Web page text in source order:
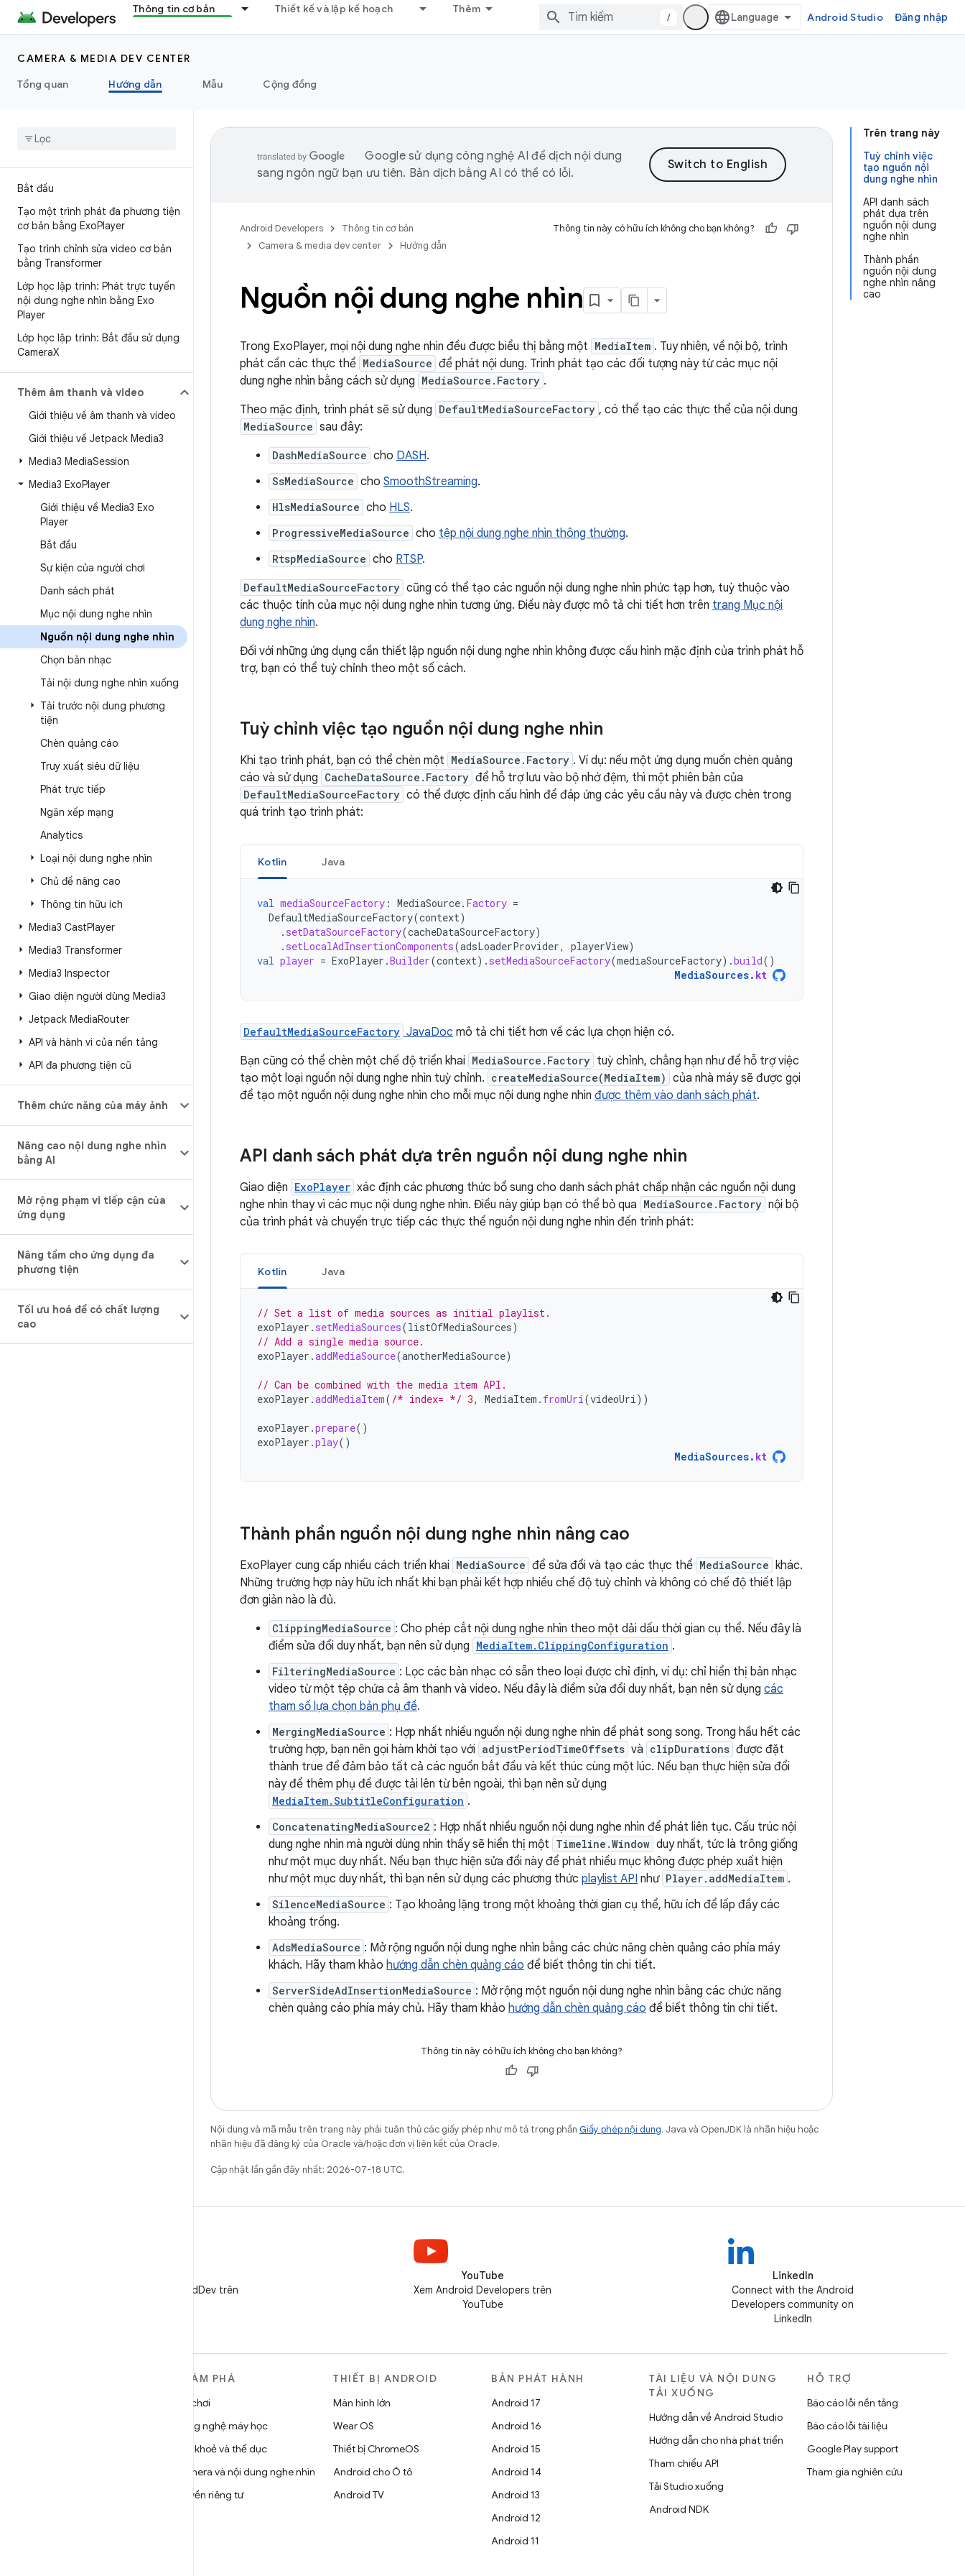
Thông tin cơ bản Thiết kế và lập kế hoạch Thêm
/ Android Studio Đăng nhập
CAMERA & MEDIA DEV CENTER
Tổng quan
Hướng dẫn Mẫu Cộng đồng
Bắt đầu
Tạo một trình phát đa phương tiện
cơ bản bằng ExoPlayer
Tạo trình chỉnh sửa video cơ bản
bằng Transformer
Lớp học lập trình: Phát trực tuyến
nội dung nghe nhìn bằng Exo
Player
Lớp học lập trình: Bắt đầu sử dụng
CameraX
Thêm âm thanh và video
Giới thiệu về âm thanh và video
Giới thiệu về Jetpack Media3
Media3 MediaSession
Media3 ExoPlayer
Giới thiệu về Media3 Exo
Player
Bắt đầu
Sự kiện của người chơi
Danh sách phát
Mục nội dung nghe nhìn
Nguồn nội dung nghe nhìn
Chọn bản nhạc
Tải nội dung nghe nhìn xuống
Tải trước nội dung phương
tiện
Chèn quảng cáo
Truy xuất siêu dữ liệu
Phát trực tiếp
Ngăn xếp mạng
Analytics
Loại nội dung nghe nhìn
Chủ đề nâng cao
Thông tin hữu ích
Media3 CastPlayer
Media3 Transformer
Media3 Inspector
Giao diện người dùng Media3
Jetpack MediaRouter
API và hành vi của nền tảng
API đa phương tiện cũ
Thêm chức năng của máy ảnh
Nâng cao nội dung nghe nhìn
bằng AI
Mở rộng phạm vi tiếp cận của
ứng dụng
Nâng tầm cho ứng dụng đa
phương tiện
Tối ưu hoá để có chất lượng
cao
Trên trang này
Tuỳ chỉnh việc
tạo nguồn nội
dung nghe nhìn
API danh sách
phát dựa trên
nguồn nội dung
nghe nhìn
Thành phần
nguồn nội dung
nghe nhìn nâng
cao
Google sử dụng công nghệ AI để dịch nội dung
sang ngôn ngữ bạn ưu tiên. Bản dịch bằng AI có thể có lỗi.
Android Developers
Thông tin cơ bản
Camera & media dev center
Hướng dẫn
Thông tin này có hữu ích không cho bạn không?
Nguồn nội dung nghe nhìn
Trong ExoPlayer, mọi nội dung nghe nhìn đều được biểu thị bằng một MediaItem . Tuy nhiên, về nội bộ, trình
phát cần các thực thể MediaSource để phát nội dung. Trình phát tạo các đối tượng này từ các mục nội
dung nghe nhìn bằng cách sử dụng MediaSource.Factory .
Theo mặc định, trình phát sẽ sử dụng DefaultMediaSourceFactory , có thể tạo các thực thể của nội dung
MediaSource sau đây:
DashMediaSource cho DASH.
SsMediaSource cho SmoothStreaming.
HlsMediaSource cho HLS.
ProgressiveMediaSource cho tệp nội dung nghe nhìn thông thường.
RtspMediaSource cho RTSP.
DefaultMediaSourceFactory cũng có thể tạo các nguồn nội dung nghe nhìn phức tạp hơn, tuỳ thuộc vào
các thuộc tính của mục nội dung nghe nhìn tương ứng. Điều này được mô tả chi tiết hơn trên trang Mục nội
dung nghe nhìn.
Đối với những ứng dụng cần thiết lập nguồn nội dung nghe nhìn không được cấu hình mặc định của trình phát hỗ
trợ, bạn có thể tuỳ chỉnh theo một số cách.
Tuỳ chỉnh việc tạo nguồn nội dung nghe nhìn
Khi tạo trình phát, bạn có thể chèn một MediaSource.Factory . Ví dụ: nếu một ứng dụng muốn chèn quảng
cáo và sử dụng CacheDataSource.Factory để hỗ trợ lưu vào bộ nhớ đệm, thì một phiên bản của
DefaultMediaSourceFactory có thể được định cấu hình để đáp ứng các yêu cầu này và được chèn trong
quá trình tạo trình phát:
Kotlin Java
val mediaSourceFactory : MediaSource. Factory =
DefaultMediaSourceFactory(context)
. setDataSourceFactory(cacheDataSourceFactory)
. setLocalAdInsertionComponents(adsLoaderProvider, playerView)
val player = ExoPlayer .Builder(context). setMediaSourceFactory(mediaSourceFactory).build()
MediaSources. kt
DefaultMediaSourceFactory JavaDoc mô tả chi tiết hơn về các lựa chọn hiện có.
Bạn cũng có thể chèn một chế độ triển khai MediaSource.Factory tuỳ chỉnh, chẳng hạn như để hỗ trợ việc
tạo một loại nguồn nội dung nghe nhìn tuỳ chỉnh. createMediaSource(MediaItem) của nhà máy sẽ được gọi
để tạo một nguồn nội dung nghe nhìn cho mỗi mục nội dung nghe nhìn được thêm vào danh sách phát.
API danh sách phát dựa trên nguồn nội dung nghe nhìn
Giao diện ExoPlayer xác định các phương thức bổ sung cho danh sách phát chấp nhận các nguồn nội dung
nghe nhìn thay vì các mục nội dung nghe nhìn. Điều này giúp bạn có thể bỏ qua MediaSource.Factory nội bộ
của trình phát và chuyển trực tiếp các thực thể nguồn nội dung nghe nhìn đến trình phát:
Kotlin Java
// Set a list of media sources as initial playlist.
exoPlayer . setMediaSources(listOfMediaSources)
// Add a single media source.
exoPlayer .addMediaSource(anotherMediaSource)
// Can be combined with the media item API.
exoPlayer .addMediaItem( /* index= */ 3, MediaItem . fromUri(videoUri))
exoPlayer .prepare()
exoPlayer .play()
MediaSources. kt
Thành phần nguồn nội dung nghe nhìn nâng cao
ExoPlayer cung cấp nhiều cách triển khai MediaSource để sửa đổi và tạo các thực thể MediaSource khác.
Những trường hợp này hữu ích nhất khi bạn phải kết hợp nhiều chế độ tuỳ chỉnh và không có chế độ thiết lập
đơn giản nào là đủ.
ClippingMediaSource : Cho phép cắt nội dung nghe nhìn theo một dải dấu thời gian cụ thể. Nếu đây là
điểm sửa đổi duy nhất, bạn nên sử dụng MediaItem.ClippingConfiguration .
FilteringMediaSource : Lọc các bản nhạc có sẵn theo loại được chỉ định, ví dụ: chỉ hiển thị bản nhạc
video từ một tệp chứa cả âm thanh và video. Nếu đây là điểm sửa đổi duy nhất, bạn nên sử dụng các
tham số lựa chọn bản phụ đề.
MergingMediaSource : Hợp nhất nhiều nguồn nội dung nghe nhìn để phát song song. Trong hầu hết các
trường hợp, bạn nên gọi hàm khởi tạo với adjustPeriodTimeOffsets và clipDurations được đặt
thành true để đảm bảo tất cả các nguồn bắt đầu và kết thúc cùng một lúc. Nếu bạn thực hiện sửa đổi
này để thêm phụ đề được tải lên từ bên ngoài, thì bạn nên sử dụng
MediaItem.SubtitleConfiguration .
ConcatenatingMediaSource2 : Hợp nhất nhiều nguồn nội dung nghe nhìn để phát liên tục. Cấu trúc nội
dung nghe nhìn mà người dùng nhìn thấy sẽ hiển thị một Timeline.Window duy nhất, tức là trông giống
như một mục duy nhất. Nếu bạn thực hiện sửa đổi này để phát nhiều mục không được phép xuất hiện
như một mục duy nhất, thì bạn nên sử dụng các phương thức playlist API như Player.addMediaItem .
SilenceMediaSource : Tạo khoảng lặng trong một khoảng thời gian cụ thể, hữu ích để lấp đầy các
khoảng trống.
AdsMediaSource : Mở rộng nguồn nội dung nghe nhìn bằng các chức năng chèn quảng cáo phía máy
khách. Hãy tham khảo hướng dẫn chèn quảng cáo để biết thông tin chi tiết.
ServerSideAdInsertionMediaSource : Mở rộng một nguồn nội dung nghe nhìn bằng các chức năng
chèn quảng cáo phía máy chủ. Hãy tham khảo hướng dẫn chèn quảng cáo để biết thông tin chi tiết.
Thông tin này có hữu ích không cho bạn không?
Nội dung và mã mẫu trên trang này phải tuân thủ các giấy phép như mô tả trong phần Giấy phép nội dung. Java và OpenJDK là nhãn hiệu hoặc
nhãn hiệu đã đăng ký của Oracle và/hoặc đơn vị liên kết của Oracle.
Cập nhật lần gần đây nhất: 2026-07-18 UTC.
Theo dõi @AndroidDev trên
YouTube
Xem Android Developers trên
YouTube
LinkedIn
Connect with the Android
Developers community on
LinkedIn
KHÁM PHÁ
Trò chơi
Công nghệ máy học
Sức khoẻ và thể dục
Camera và nội dung nghe nhìn
Quyền riêng tư
THIẾT BỊ ANDROID
Màn hình lớn
Wear OS
Thiết bị ChromeOS
Android cho Ô tô
Android TV
BẢN PHÁT HÀNH
Android 17
Android 16
Android 15
Android 14
Android 13
Android 12
Android 11
TÀI LIỆU VÀ NỘI DUNG
TẢI XUỐNG
Hướng dẫn về Android Studio
Hướng dẫn cho nhà phát triển
Tham chiếu API
Tải Studio xuống
Android NDK
HỖ TRỢ
Báo cáo lỗi nền tảng
Báo cáo lỗi tài liệu
Google Play support
Tham gia nghiên cứu